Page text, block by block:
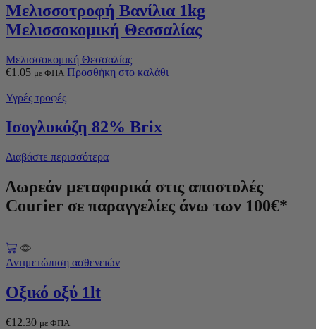
Μελισσοτροφή Βανίλια 1kg
Μελισσοκομική Θεσσαλίας
Μελισσοκομική Θεσσαλίας
€1.05 με ΦΠΑ Προσθήκη στο καλάθι
Υγρές τροφές
Ισογλυκόζη 82% Brix
Διαβάστε περισσότερα
Δωρεάν μεταφορικά στις αποστολές
Courier σε παραγγελίες άνω των 100€*
Αντιμετώπιση ασθενειών
Οξικό οξύ 1lt
€12.30 με ΦΠΑ